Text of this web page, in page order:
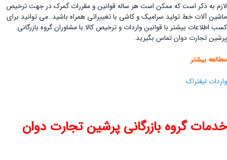
لازم به ذکر است که ممکن است هر ساله قوانین و مقررات گمرک در جهت ترخیص
ماشین آلات خط تولید سرامیک و کاشی با تغییراتی همراه باشید. می توانید برای
کسب اطلاعات بیشتر با قوانین واردات و ترخیص کالا با مشاوران گروه بازرگانی
پرشین تجارت دوان تماس بگیرید.
مطالعه بیشتر
واردات لیفتراک
خدمات گروه بازرگانی پرشین تجارت دوان